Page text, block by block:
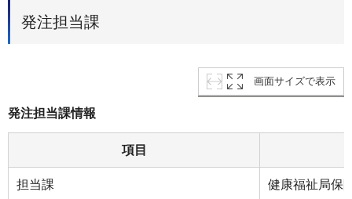
発注担当課
画面サイズで表示
発注担当課情報
項目
担当課 健康福祉局保